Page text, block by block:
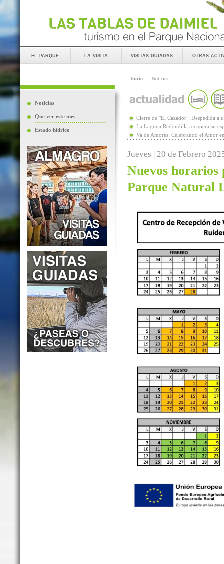
el parque la visita visitas guiadas otras
Noticias
Que ver este mes
Estado hídrico
Inicio :: Noticias
Cierre de "El Cazador": Despedida a
La Laguna Redondilla recupera su
Va de Amores: Celebrando el Amor
Jueves | 20 de Febrero
Nuevos horarios
Parque Natural